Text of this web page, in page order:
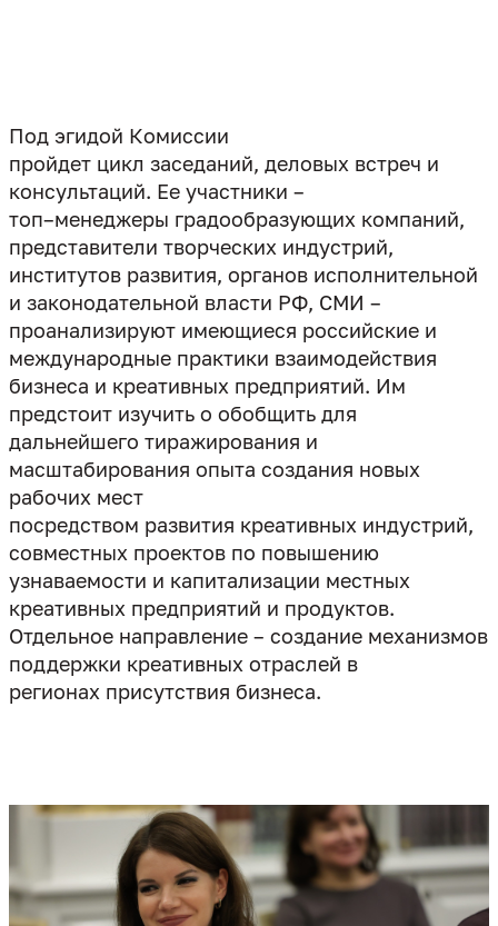
Под эгидой Комиссии
пройдет цикл заседаний, деловых встреч и
консультаций. Ее участники –
топ–менеджеры градообразующих компаний,
представители творческих индустрий,
институтов развития, органов исполнительной
и законодательной власти РФ, СМИ –
проанализируют имеющиеся российские и
международные практики взаимодействия
бизнеса и креативных предприятий. Им
предстоит изучить о обобщить для
дальнейшего тиражирования и
масштабирования опыта создания новых
рабочих мест
посредством развития креативных индустрий,
совместных проектов по повышению
узнаваемости и капитализации местных
креативных предприятий и продуктов.
Отдельное направление – создание механизмов
поддержки креативных отраслей в
регионах присутствия бизнеса.